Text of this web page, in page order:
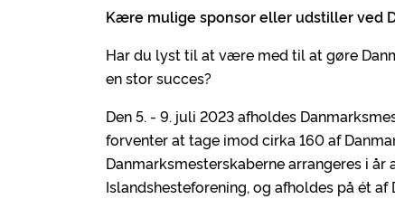
Kære mulige sponsor eller udstiller ved
Har du lyst til at være med til at gøre
en stor succes?
Den 5. - 9. juli 2023 afholdes
forventer at tage imod cirka 160 af
Danmarksmesterskaberne arrangeres i
Islandshesteforening, og afholdes på ét